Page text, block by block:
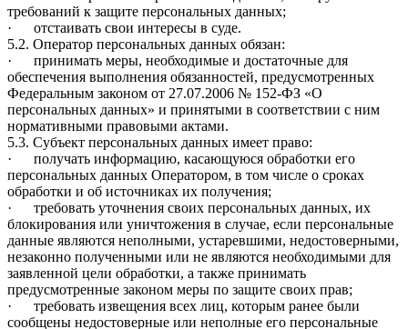
требований к защите персональных данных;
· отстаивать свои интересы в суде.
5.2. Оператор персональных данных обязан:
· принимать меры, необходимые и достаточные для
обеспечения выполнения обязанностей, предусмотренных
Федеральным законом от 27.07.2006 № 152-ФЗ «О
персональных данных» и принятыми в соответствии с ним
нормативными правовыми актами.
5.3. Субъект персональных данных имеет право:
· получать информацию, касающуюся обработки его
персональных данных Оператором, в том числе о сроках
обработки и об источниках их получения;
· требовать уточнения своих персональных данных, их
блокирования или уничтожения в случае, если персональные
данные являются неполными, устаревшими, недостоверными,
незаконно полученными или не являются необходимыми для
заявленной цели обработки, а также принимать
предусмотренные законом меры по защите своих прав;
· требовать извещения всех лиц, которым ранее были
сообщены недостоверные или неполные его персональные